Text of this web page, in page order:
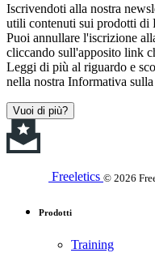
Iscrivendoti alla nostra
utili contenuti sui prodotti di
Puoi annullare l'iscrizione
cliccando sull'apposito link
Leggi di più al riguardo e
nella nostra Informativa
Vuoi di più?
Freeletics © 2026
Prodotti
Training